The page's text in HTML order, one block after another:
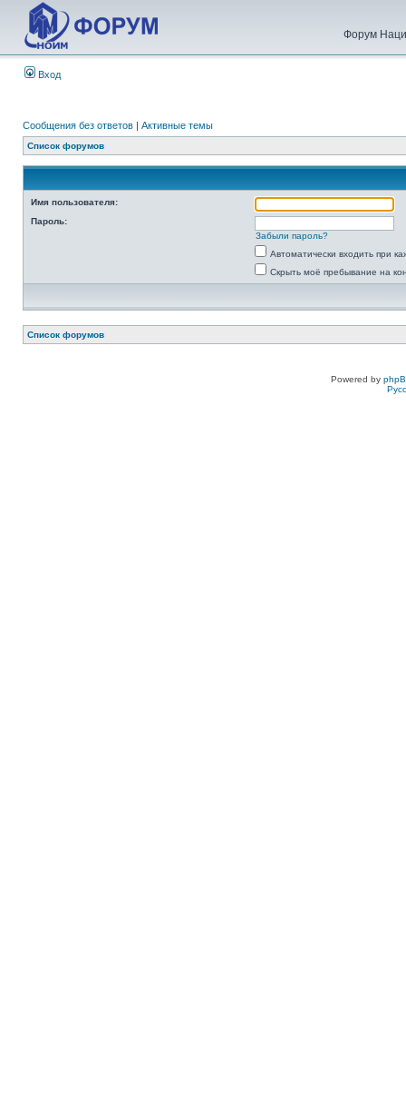
Форум
Вход
Сообщения без ответов | Активные темы
Список форумов
Имя пользователя:
Пароль:
Забыли пароль?
Автоматически входить при
Скрыть моё пребывание на
Список форумов
Powered by